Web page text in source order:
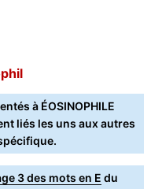
à ÉOSINOPHILE
liés les uns aux autres
3 des mots en E du